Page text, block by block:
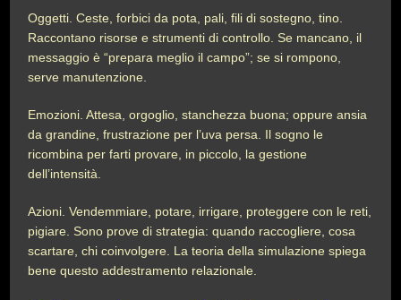
Oggetti. Ceste, forbici da pota, pali, fili di sostegno, tino.
Raccontano risorse e strumenti di controllo. Se mancano, il
messaggio è “prepara meglio il campo”; se si rompono,
serve manutenzione.
Emozioni. Attesa, orgoglio, stanchezza buona; oppure ansia
da grandine, frustrazione per l’uva persa. Il sogno le
ricombina per farti provare, in piccolo, la gestione
dell’intensità.
Azioni. Vendemmiare, potare, irrigare, proteggere con le reti,
pigiare. Sono prove di strategia: quando raccogliere, cosa
scartare, chi coinvolgere. La teoria della simulazione spiega
bene questo addestramento relazionale.